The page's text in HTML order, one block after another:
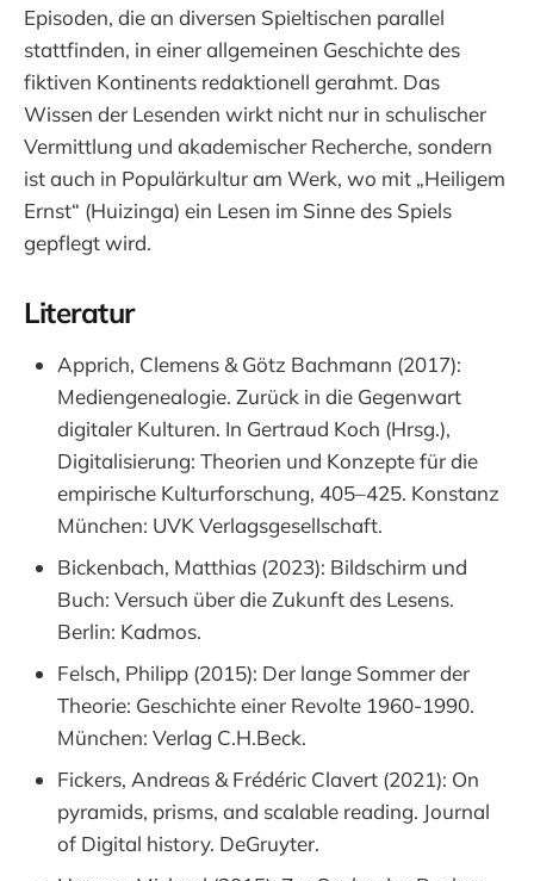
Episoden, die an diversen Spieltischen parallel
stattfinden, in einer allgemeinen Geschichte des
fiktiven Kontinents redaktionell gerahmt. Das
Wissen der Lesenden wirkt nicht nur in schulischer
Vermittlung und akademischer Recherche, sondern
ist auch in Populärkultur am Werk, wo mit „Heiligem
Ernst“ (Huizinga) ein Lesen im Sinne des Spiels
gepflegt wird.
Literatur
Apprich, Clemens & Götz Bachmann (2017):
Mediengenealogie. Zurück in die Gegenwart
digitaler Kulturen. In Gertraud Koch (Hrsg.),
Digitalisierung: Theorien und Konzepte für die
empirische Kulturforschung, 405–425. Konstanz
München: UVK Verlagsgesellschaft.
Bickenbach, Matthias (2023): Bildschirm und
Buch: Versuch über die Zukunft des Lesens.
Berlin: Kadmos.
Felsch, Philipp (2015): Der lange Sommer der
Theorie: Geschichte einer Revolte 1960-1990.
München: Verlag C.H.Beck.
Fickers, Andreas & Frédéric Clavert (2021): On
pyramids, prisms, and scalable reading. Journal
of Digital history. DeGruyter.